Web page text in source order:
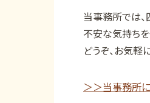
当事務所では、
不安な気持ちを
どうぞ、お気軽
＞＞当事務所